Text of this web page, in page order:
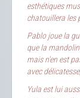
esthétiques
chatouillera les
Pablo joue la
que la
mais n'en est
avec
Yula est lui